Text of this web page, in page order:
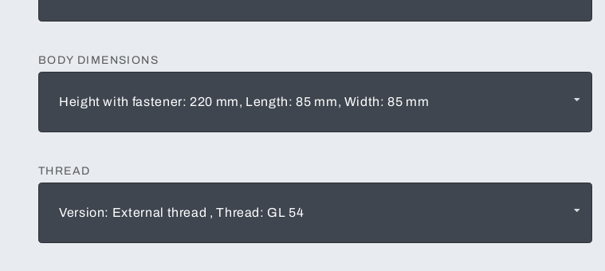
BODY DIMENSIONS
Height with fastener: 220 mm, Length: 85 mm, Width: 85 mm
THREAD
Version: External thread , Thread: GL 54